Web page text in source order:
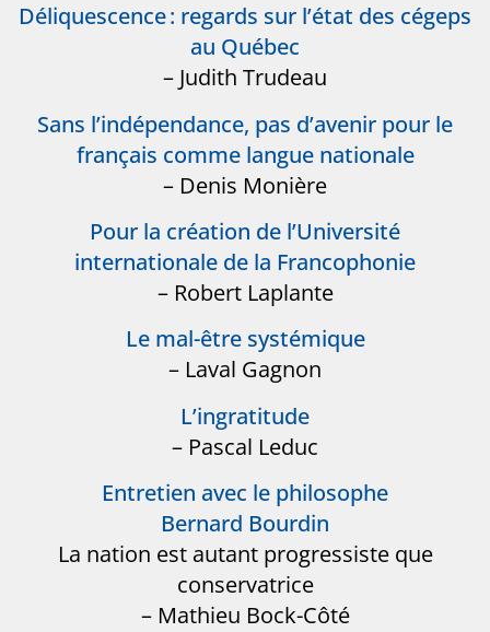
Déliquescence : regards sur l’état des cégeps
au Québec
– Judith Trudeau
Sans l’indépendance, pas d’avenir pour le
français comme langue nationale
– Denis Monière
Pour la création de l’Université
internationale de la Francophonie
– Robert Laplante
Le mal-être systémique
– Laval Gagnon
L’ingratitude
– Pascal Leduc
Entretien avec le philosophe
Bernard Bourdin
La nation est autant progressiste que
conservatrice
– Mathieu Bock-Côté